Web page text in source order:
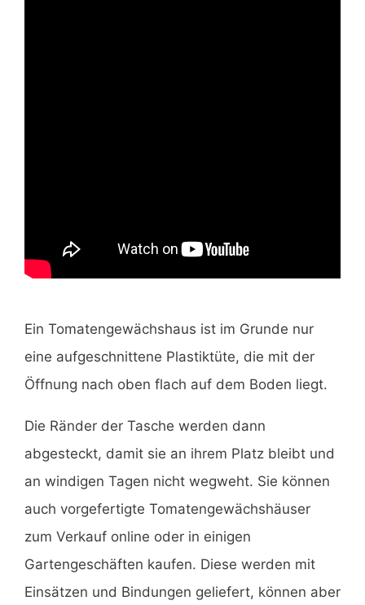
Ein Tomatengewächshaus ist im Grunde nur
eine aufgeschnittene Plastiktüte, die mit der
Öffnung nach oben flach auf dem Boden liegt.
Die Ränder der Tasche werden dann
abgesteckt, damit sie an ihrem Platz bleibt und
an windigen Tagen nicht wegweht. Sie können
auch vorgefertigte Tomatengewächshäuser
zum Verkauf online oder in einigen
Gartengeschäften kaufen. Diese werden mit
Einsätzen und Bindungen geliefert, können aber